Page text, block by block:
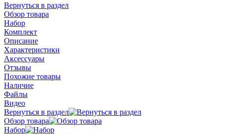
Вернуться в раздел
Обзор товара
Набор
Комплект
Описание
Характеристики
Аксессуары
Отзывы
Похожие товары
Наличие
Файлы
Видео
Вернуться в раздел
Обзор товара
Набор